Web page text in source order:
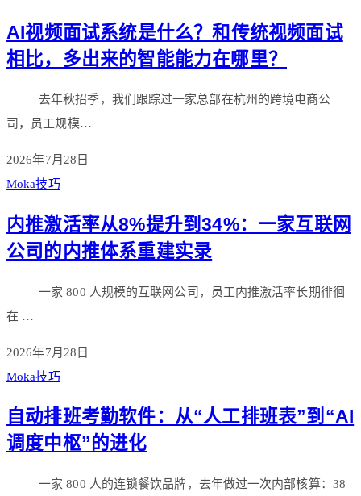
AI视频面试系统是什么？和传统视频面试
相比，多出来的智能能力在哪里？
去年秋招季，我们跟踪过一家总部在杭州的跨境电商公
司，员工规模…
2026年7月28日
Moka技巧
内推激活率从8%提升到34%：一家互联网
公司的内推体系重建实录
一家 800 人规模的互联网公司，员工内推激活率长期徘徊
在 …
2026年7月28日
Moka技巧
自动排班考勤软件：从“人工排班表”到“AI
调度中枢”的进化
一家 800 人的连锁餐饮品牌，去年做过一次内部核算：38